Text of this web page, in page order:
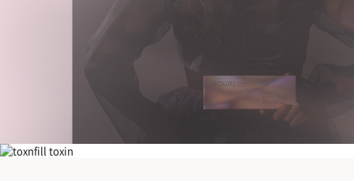
GORGEOUS GOURI